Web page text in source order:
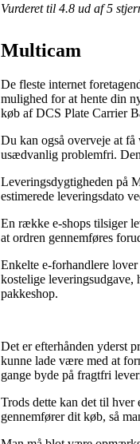
Vurderet til 4.8 ud af 5
Multicam
De fleste internet
mulighed for at hente din
køb af DCS Plate Carrier
Du kan også overveje at
usædvanlig problemfri.
Leveringsdygtigheden på
estimerede leveringsdato
En række e-shops tilsiger
at ordren gennemføres
Enkelte e-forhandlere
kostelige
pakkeshop.
Det er efterhånden yderst
kunne lade være med at
gange byde på fragtfri
Trods dette kan det til
gennemfører dit køb, så